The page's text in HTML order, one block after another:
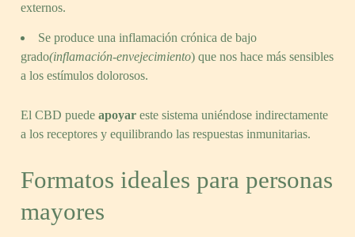
externos.
Se produce una inflamación crónica de bajo
grado(inflamación-envejecimiento) que nos hace más sensibles
a los estímulos dolorosos.
El CBD puedeapoyar este sistema uniéndose indirectamente
a los receptores y equilibrando las respuestas inmunitarias.
Formatos ideales para personas
mayores